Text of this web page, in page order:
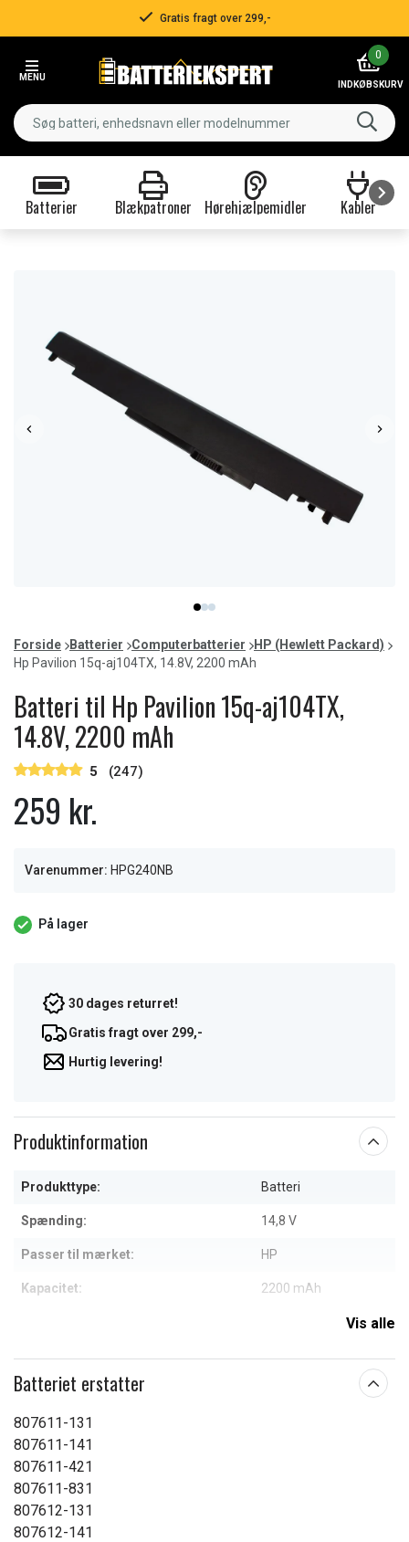
Gratis fragt over 299,-
MENU
0
INDKØBSKURV
Batterier Blækpatroner Hørehjælpemidler Kabler
item
0
item
1
item
2
of
3
Forside Batterier Computerbatterier
HP (Hewlett Packard)
Hp Pavilion 15q-aj104TX, 14.8V, 2200 mAh
Batteri til Hp Pavilion 15q-aj104TX,
14.8V, 2200 mAh
5 (247)
259 kr.
Varenummer: HPG240NB
På lager
30 dages returret!
Gratis fragt over 299,-
Hurtig levering!
Produktinformation
Produkttype: Batteri
Spænding: 14,8 V
Passer til mærket: HP
Kapacitet: 2200 mAh
Vis alle
Batteriet erstatter
807611-131
807611-141
807611-421
807611-831
807612-131
807612-141